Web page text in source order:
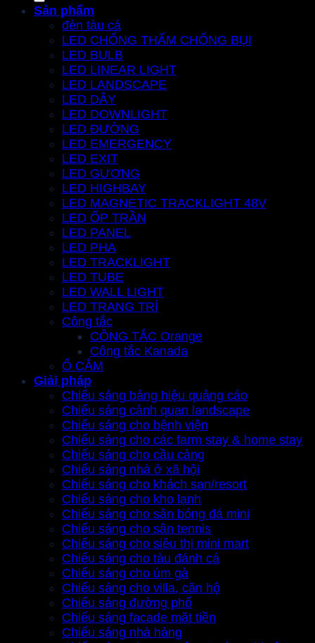
Sản phẩm
đèn tàu cá
LED CHỐNG THẤM CHỐNG BỤI
LED BULB
LED LINEAR LIGHT
LED LANDSCAPE
LED DÂY
LED DOWNLIGHT
LED ĐƯỜNG
LED EMERGENCY
LED EXIT
LED GƯƠNG
LED HIGHBAY
LED MAGNETIC TRACKLIGHT 48V
LED ỐP TRẦN
LED PANEL
LED PHA
LED TRACKLIGHT
LED TUBE
LED WALL LIGHT
LED TRANG TRÍ
Công tắc
CÔNG TẮC Orange
Công tắc Kanada
Ổ CẮM
Giải pháp
Chiếu sáng bảng hiệu quảng cáo
Chiếu sáng cảnh quan landscape
Chiếu sáng cho bệnh viện
Chiếu sáng cho các farm stay & home stay
Chiếu sáng cho cầu cảng
Chiếu sáng nhà ở xã hội
Chiếu sáng cho khách sạn/resort
Chiếu sáng cho kho lạnh
Chiếu sáng cho sân bóng đá mini
Chiếu sáng cho sân tennis
Chiếu sáng cho siêu thị mini mart
Chiếu sáng cho tàu đánh cá
Chiếu sáng cho úm gà
Chiếu sáng cho villa, căn hộ
Chiếu sáng đường phố
Chiếu sáng facade mặt tiền
Chiếu sáng nhà hàng